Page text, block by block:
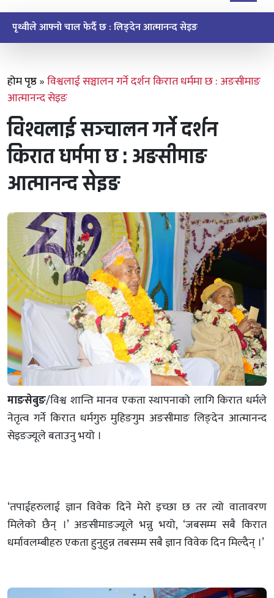
ऐतिहासिक मुइ चक्मा सेवाको सन्देश र सम्झना
होम पृष्ठ»विश्वलाई सञ्चालन गर्ने दर्शन किरात धर्ममा छ : अङसीमाङ
आत्मानन्द सेइङ
विश्वलाई सञ्चालन गर्ने दर्शन
किरात धर्ममा छ : अङसीमाङ
आत्मानन्द सेइङ
माङसेबुङ/विश्व शान्ति मानव एकता स्थापनाको लागि किरात धर्मले
नेतृत्व गर्ने किरात धर्मगुरु मुहिङगुम अङसीमाङ लिङ्देन आत्मानन्द
सेइङज्यूले बताउनु भयो ।
‘तपाईहरुलाई ज्ञान विवेक दिने मेरो इच्छा छ तर त्यो वातावरण
मिलेको छैन् ।’ अङसीमाङज्यूले भन्नु भयो, ‘जबसम्म सबै किरात
धर्मावलम्बीहरु एकता हुनुहुन्न तबसम्म सबै ज्ञान विवेक दिन मिल्दैन् ।’